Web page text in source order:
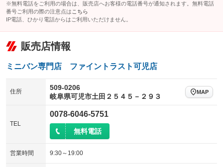
※無料電話をご利用の場合は、販売店へお客様の電話番号が通知されます。無料電話
番号ご利用の際の注意点は こちら
IP電話、ひかり電話からはご利用いただけません。
販売店情報
ミニバン専門店 ファイントラスト可児店
住所
509-0206
岐阜県可児市土田２５４５－２９３
MAP
TEL
0078-6046-5751
無料電話
営業時間 9:30～19:00